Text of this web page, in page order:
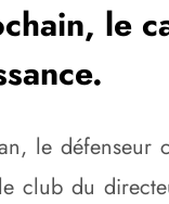
le
le défenseur
club du